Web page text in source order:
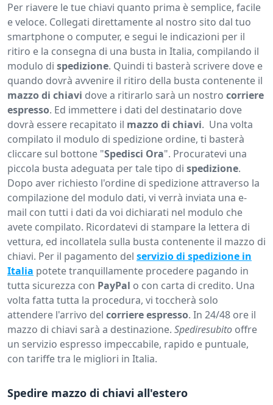
Per riavere le tue chiavi quanto prima è semplice, facile
e veloce. Collegati direttamente al nostro sito dal tuo
smartphone o computer, e segui le indicazioni per il
ritiro e la consegna di una busta in Italia, compilando il
modulo di spedizione. Quindi ti basterà scrivere dove e
quando dovrà avvenire il ritiro della busta contenente il
mazzo di chiavi dove a ritirarlo sarà un nostro corriere
espresso. Ed immettere i dati del destinatario dove
dovrà essere recapitato il mazzo di chiavi. Una volta
compilato il modulo di spedizione ordine, ti basterà
cliccare sul bottone "Spedisci Ora". Procuratevi una
piccola busta adeguata per tale tipo di spedizione.
Dopo aver richiesto l'ordine di spedizione attraverso la
compilazione del modulo dati, vi verrà inviata una e-
mail con tutti i dati da voi dichiarati nel modulo che
avete compilato. Ricordatevi di stampare la lettera di
vettura, ed incollatela sulla busta contenente il mazzo di
chiavi. Per il pagamento del servizio di spedizione in
Italia potete tranquillamente procedere pagando in
tutta sicurezza con PayPal o con carta di credito. Una
volta fatta tutta la procedura, vi toccherà solo
attendere l'arrivo del corriereespresso. In 24/48 ore il
mazzo di chiavi sarà a destinazione. Spediresubito offre
un servizio espresso impeccabile, rapido e puntuale,
con tariffe tra le migliori in Italia.
Spedire mazzo di chiavi all'estero